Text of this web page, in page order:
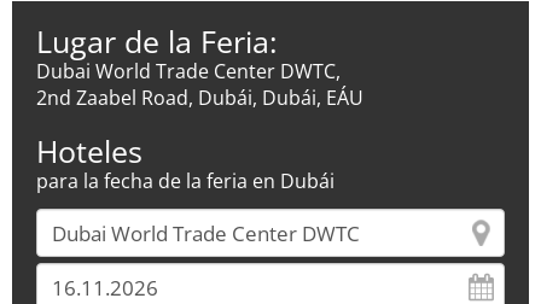
Lugar de la Feria:
Dubai World Trade Center DWTC,
2nd Zaabel Road, Dubái, Dubái, EÁU
Hoteles
para la fecha de la feria en Dubái